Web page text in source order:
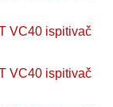
VC40 ispitivač
VC40 ispitivač